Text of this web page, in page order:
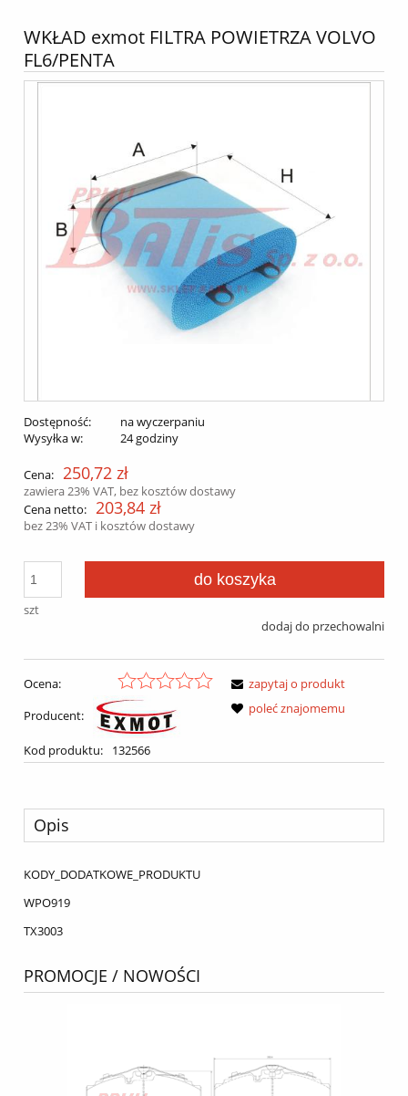
WKŁAD exmot FILTRA POWIETRZA VOLVO
FL6/PENTA
Dostępność:
na wyczerpaniu
Wysyłka w:
24 godziny
Cena: 250,72 zł
zawiera 23% VAT, bez kosztów dostawy
Cena netto: 203,84 zł
bez 23% VAT i kosztów dostawy
szt
do koszyka
dodaj do przechowalni
Ocena:
Producent:
Kod produktu: 132566
zapytaj o produkt
poleć znajomemu
Opis
KODY_DODATKOWE_PRODUKTU
WPO919
TX3003
PROMOCJE / NOWOŚCI